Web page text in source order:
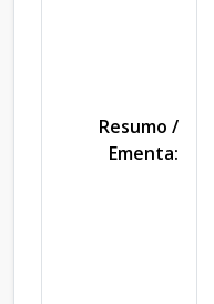
Resumo /
Ementa: